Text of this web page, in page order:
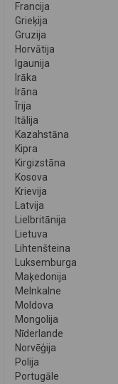
Francija
Grieķija
Gruzija
Horvātija
Igaunija
Irāka
Irāna
Īrija
Itālija
Kazahstāna
Kipra
Kirgizstāna
Kosova
Krievija
Latvija
Lielbritānija
Lietuva
Lihtenšteina
Luksemburga
Maķedonija
Melnkalne
Moldova
Mongolija
Nīderlande
Norvēģija
Polija
Portugāle